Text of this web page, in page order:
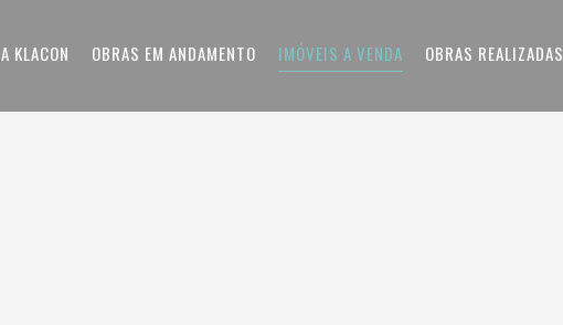
A KLACON OBRAS EM ANDAMENTO IMÓVEIS A VENDA OBRAS REALIZADAS